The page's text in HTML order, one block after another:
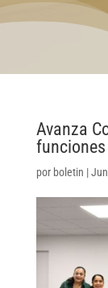
Avanza
por boletin |